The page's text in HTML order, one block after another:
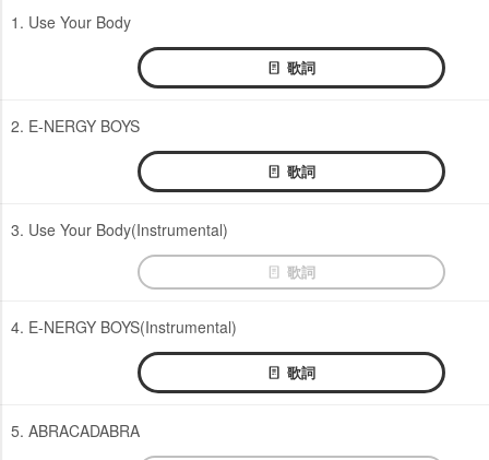
1. Use Your Body
歌詞
2. E-NERGY BOYS
歌詞
3. Use Your Body(Instrumental)
歌詞
4. E-NERGY BOYS(Instrumental)
歌詞
5. ABRACADABRA